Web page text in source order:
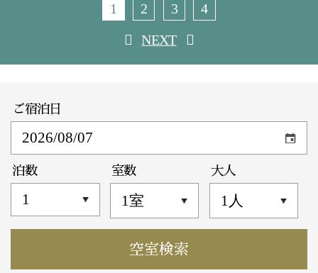
1 2 3
4
NEXT
ご宿泊日
泊数 室数 大人